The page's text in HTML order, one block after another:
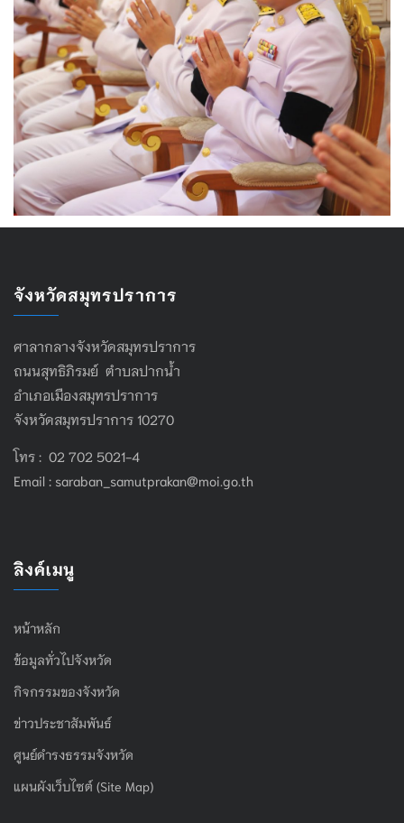
จังหวัดสมุทรปราการ
ศาลากลางจังหวัดสมุทรปราการ
ถนนสุทธิภิรมย์ ตำบลปากน้ำ
อำเภอเมืองสมุทรปราการ
จังหวัดสมุทรปราการ 10270
โทร : 02 702 5021-4
Email : saraban_samutprakan@moi.go.th
ลิงค์เมนู
หน้าหลัก
ข้อมูลทั่วไปจังหวัด
กิจกรรมของจังหวัด
ข่าวประชาสัมพันธ์
ศูนย์ดำรงธรรมจังหวัด
แผนผังเว็บไซต์ (Site Map)